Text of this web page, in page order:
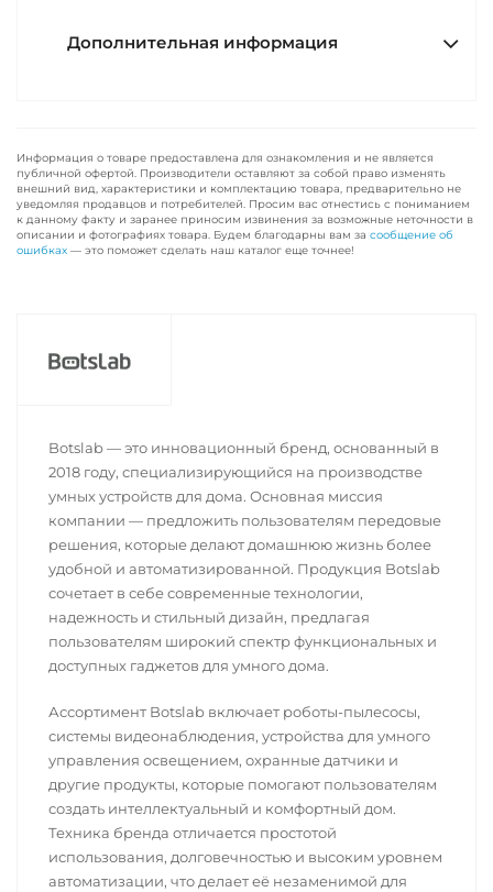
Дополнительная информация
Информация о товаре предоставлена для ознакомления и не является
публичной офертой. Производители оставляют за собой право изменять
внешний вид, характеристики и комплектацию товара, предварительно не
уведомляя продавцов и потребителей. Просим вас отнестись с пониманием
к данному факту и заранее приносим извинения за возможные неточности в
описании и фотографиях товара. Будем благодарны вам за сообщение об
ошибках — это поможет сделать наш каталог еще точнее!
Botslab — это инновационный бренд, основанный в
2018 году, специализирующийся на производстве
умных устройств для дома. Основная миссия
компании — предложить пользователям передовые
решения, которые делают домашнюю жизнь более
удобной и автоматизированной. Продукция Botslab
сочетает в себе современные технологии,
надежность и стильный дизайн, предлагая
пользователям широкий спектр функциональных и
доступных гаджетов для умного дома.
Ассортимент Botslab включает роботы-пылесосы,
системы видеонаблюдения, устройства для умного
управления освещением, охранные датчики и
другие продукты, которые помогают пользователям
создать интеллектуальный и комфортный дом.
Техника бренда отличается простотой
использования, долговечностью и высоким уровнем
автоматизации, что делает её незаменимой для